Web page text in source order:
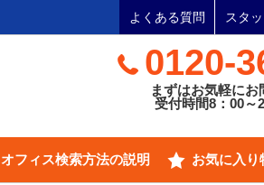
よくある質問 スタ
0120-
まずはお気軽に
受付時間8：00～
オフィス検索方法の説明 お気に入り